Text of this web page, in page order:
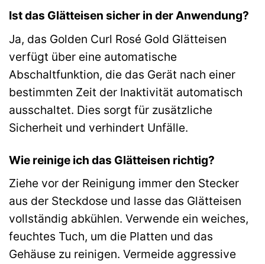
Ist das Glätteisen sicher in der Anwendung?
Ja, das Golden Curl Rosé Gold Glätteisen
verfügt über eine automatische
Abschaltfunktion, die das Gerät nach einer
bestimmten Zeit der Inaktivität automatisch
ausschaltet. Dies sorgt für zusätzliche
Sicherheit und verhindert Unfälle.
Wie reinige ich das Glätteisen richtig?
Ziehe vor der Reinigung immer den Stecker
aus der Steckdose und lasse das Glätteisen
vollständig abkühlen. Verwende ein weiches,
feuchtes Tuch, um die Platten und das
Gehäuse zu reinigen. Vermeide aggressive